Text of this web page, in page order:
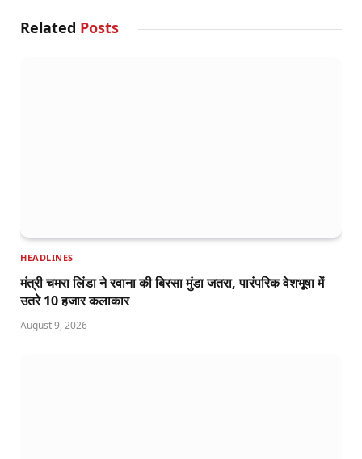
Related Posts
HEADLINES
मंत्री चमरा लिंडा ने रवाना की बिरसा मुंडा जतरा, पारंपरिक वेशभूषा में
उतरे 10 हजार कलाकार
August 9, 2026